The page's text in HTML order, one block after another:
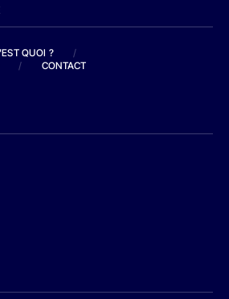
QUOI ?
/
/ CONTACT